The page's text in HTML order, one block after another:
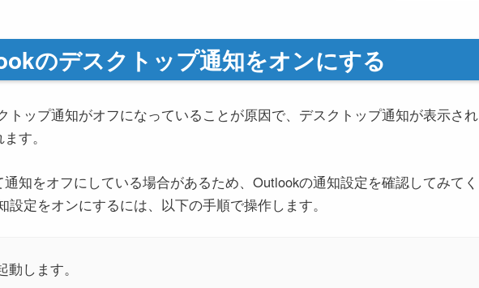
のデスクトップ通知をオンにする
トップ通知がオフになっていることが原因で、デスクトップ通知が表示され
す。
知をオフにしている場合があるため、Outlookの通知設定を確認してみてく
設定をオンにするには、以下の手順で操作します。
動します。